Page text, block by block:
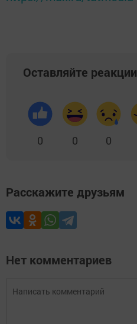
Оставляйте реакции
0 0 0
Расскажите друзьям
Нет комментариев